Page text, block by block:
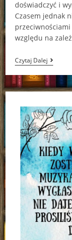
doświadczyć i
Czasem jednak
względu na
Czytaj DalejObiecaj,
Że
Urszula